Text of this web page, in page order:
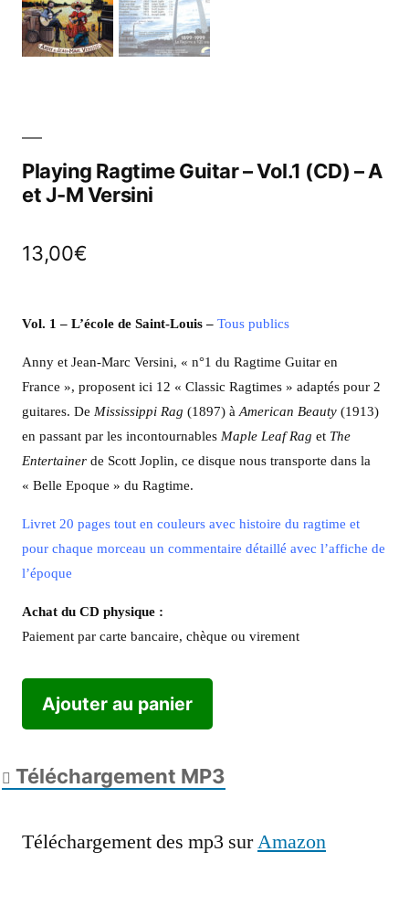
Playing Ragtime Guitar – Vol.1 (CD) – A
et J-M Versini
13,00€
Vol. 1 – L’école de Saint-Louis– Tous publics
Anny et Jean-Marc Versini, « n°1 du Ragtime Guitar en
France », proposent ici 12 « Classic Ragtimes » adaptés pour 2
guitares. De Mississippi Rag (1897) àAmerican Beauty (1913)
en passant par les incontournables Maple Leaf Rag et The
Entertainer de Scott Joplin, ce disque nous transporte dans la
« Belle Epoque » du Ragtime.
Livret 20 pages tout en couleurs avec histoire du ragtime et
pour chaque morceau un commentaire détaillé avec l’affiche de
l’époque
Achat du CD physique :
Paiement par carte bancaire, chèque ou virement
Ajouter au panier
Téléchargement MP3
Téléchargement des mp3 surAmazon